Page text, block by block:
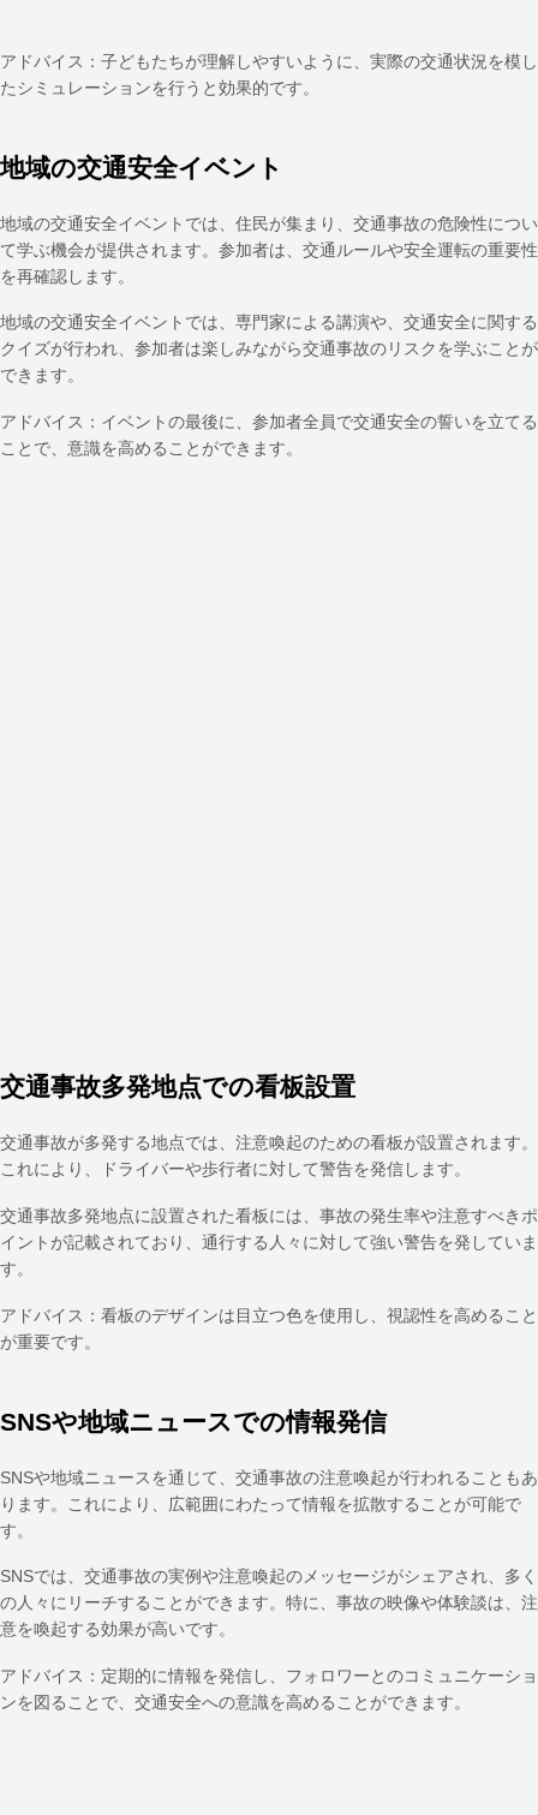
アドバイス：子どもたちが理解しやすいように、実際の交通状況を模し
たシミュレーションを行うと効果的です。
地域の交通安全イベント
地域の交通安全イベントでは、住民が集まり、交通事故の危険性につい
て学ぶ機会が提供されます。参加者は、交通ルールや安全運転の重要性
を再確認します。
地域の交通安全イベントでは、専門家による講演や、交通安全に関する
クイズが行われ、参加者は楽しみながら交通事故のリスクを学ぶことが
できます。
アドバイス：イベントの最後に、参加者全員で交通安全の誓いを立てる
ことで、意識を高めることができます。
交通事故多発地点での看板設置
交通事故が多発する地点では、注意喚起のための看板が設置されます。
これにより、ドライバーや歩行者に対して警告を発信します。
交通事故多発地点に設置された看板には、事故の発生率や注意すべきポ
イントが記載されており、通行する人々に対して強い警告を発していま
す。
アドバイス：看板のデザインは目立つ色を使用し、視認性を高めること
が重要です。
SNSや地域ニュースでの情報発信
SNSや地域ニュースを通じて、交通事故の注意喚起が行われることもあ
ります。これにより、広範囲にわたって情報を拡散することが可能で
す。
SNSでは、交通事故の実例や注意喚起のメッセージがシェアされ、多く
の人々にリーチすることができます。特に、事故の映像や体験談は、注
意を喚起する効果が高いです。
アドバイス：定期的に情報を発信し、フォロワーとのコミュニケーショ
ンを図ることで、交通安全への意識を高めることができます。